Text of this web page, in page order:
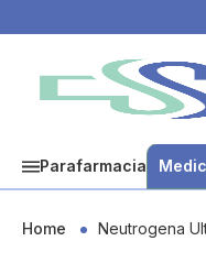
Parafarmacia
Home Neutrogena